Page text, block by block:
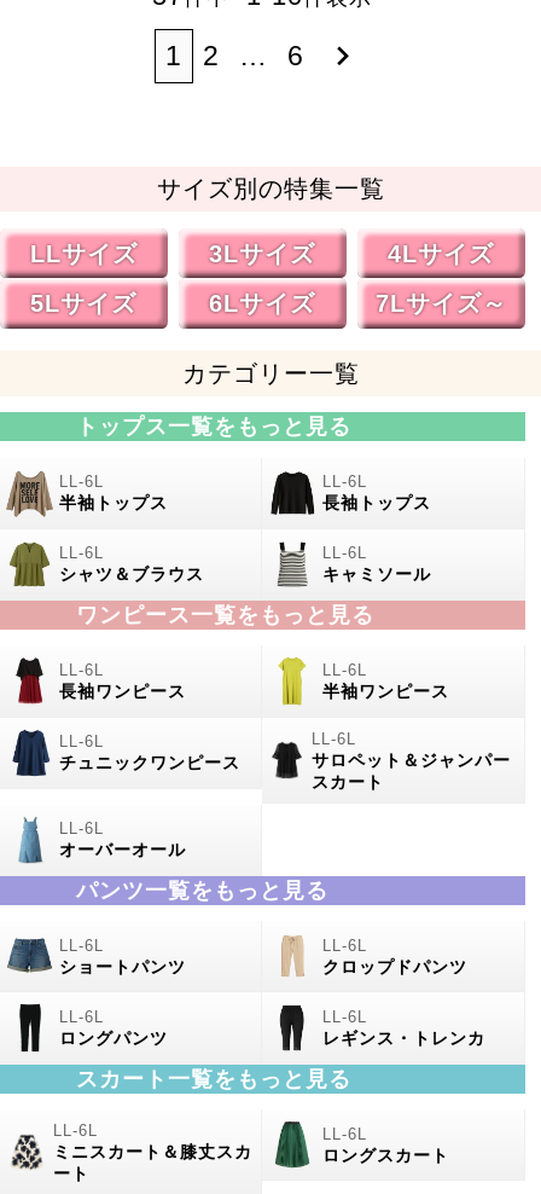
1 2 … 6
サイズ別の特集一覧
LLサイズ 3Lサイズ
4Lサイズ
5Lサイズ
6Lサイズ 7Lサイズ～
カテゴリー一覧
トップス一覧をもっと見る
半袖トップス 長袖トップス
シャツ＆ブラウス キャミソール
ワンピース一覧をもっと見る
長袖ワンピース 半袖ワンピース
チュニックワンピース
サロペット＆ジャンパー
スカート
オーバーオール
パンツ一覧をもっと見る
ショートパンツ クロップドパンツ
ロングパンツ レギンス・トレンカ
スカート一覧をもっと見る
ミニスカート＆膝丈スカ
ート
ロングスカート